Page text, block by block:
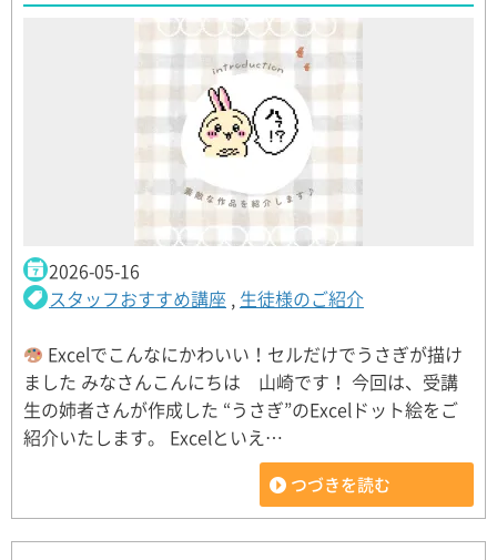
2026-05-16
スタッフおすすめ講座 , 生徒様のご紹介
Excelでこんなにかわいい！セルだけでうさぎが描け
ました みなさんこんにちは 山崎です！ 今回は、受講
生の姉者さんが作成した “うさぎ”のExcelドット絵をご
紹介いたします。 Excelといえ…
つづきを読む